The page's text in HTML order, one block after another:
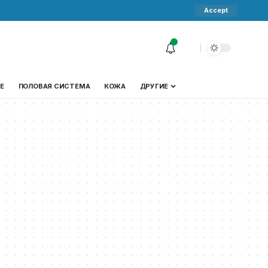
Accept
ПОЛОВАЯ СИСТЕМА КОЖА ДРУГИЕ